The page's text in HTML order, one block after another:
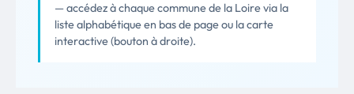
— accédez à chaque commune de la Loire via la
liste alphabétique en bas de page ou la carte
interactive (bouton à droite).